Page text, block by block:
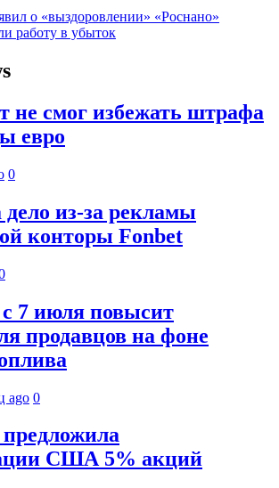
о «выздоровлении» «Роснано»
работу в убыток
не смог избежать штрафа
евро
0
из-за рекламы
конторы Fonbet
7 июля повысит
продавцов на фоне
ago 0
США 5% акций